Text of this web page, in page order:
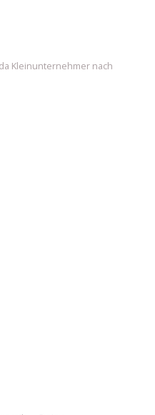
Kleinunternehmer nach